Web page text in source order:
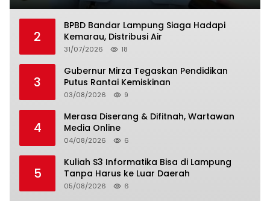
2
BPBD Bandar Lampung Siaga Hadapi
Kemarau, Distribusi Air
31/07/2026 18
3
Gubernur Mirza Tegaskan Pendidikan
Putus Rantai Kemiskinan
03/08/2026 9
4
Merasa Diserang & Difitnah, Wartawan
Media Online
04/08/2026 6
5
Kuliah S3 Informatika Bisa di Lampung
Tanpa Harus ke Luar Daerah
05/08/2026 6